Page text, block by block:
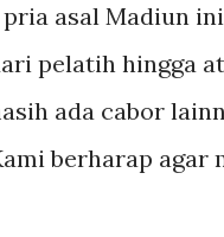
asal Madiun
pelatih hingga
ada cabor
berharap agar